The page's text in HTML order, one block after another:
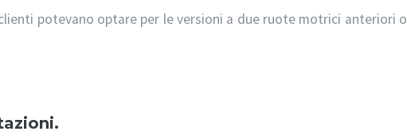
potevano optare per le versioni a due ruote motrici anteriori o